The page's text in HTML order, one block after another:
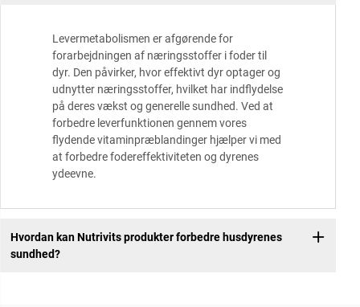
Levermetabolismen er afgørende for
forarbejdningen af næringsstoffer i foder til
dyr. Den påvirker, hvor effektivt dyr optager og
udnytter næringsstoffer, hvilket har indflydelse
på deres vækst og generelle sundhed. Ved at
forbedre leverfunktionen gennem vores
flydende vitaminpræblandinger hjælper vi med
at forbedre fodereffektiviteten og dyrenes
ydeevne.
Hvordan kan Nutrivits produkter forbedre husdyrenes
sundhed?